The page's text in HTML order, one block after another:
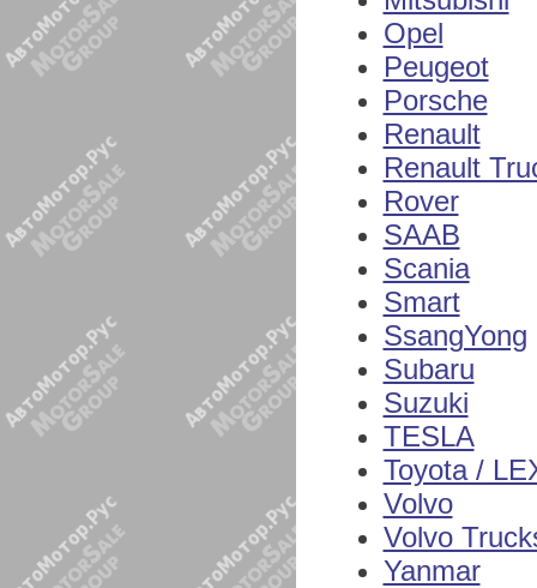
Opel
Peugeot
Porsche
Renault
Renault
Rover
SAAB
Scania
Smart
SsangYong
Subaru
Suzuki
TESLA
Toyota /
Volvo
Volvo
Yanmar